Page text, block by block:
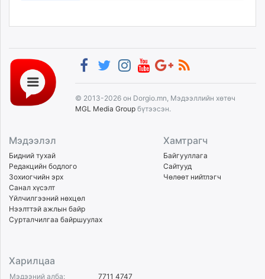
© 2013-2026 он Dorgio.mn, Мэдээллийн хөтөч
MGL Media Group бүтээсэн.
Мэдээлэл
Бидний тухай
Редакцийн бодлого
Зохиогчийн эрх
Санал хүсэлт
Үйлчилгээний нөхцөл
Нээлттэй ажлын байр
Сурталчилгаа байршуулах
Хамтрагч
Байгууллага
Сайтууд
Чөлөөт нийтлэгч
Харилцаа
Мэдээний алба: 7711 4747